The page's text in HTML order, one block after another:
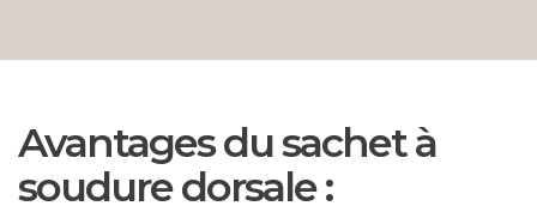
Avantages du sachet à
soudure dorsale :